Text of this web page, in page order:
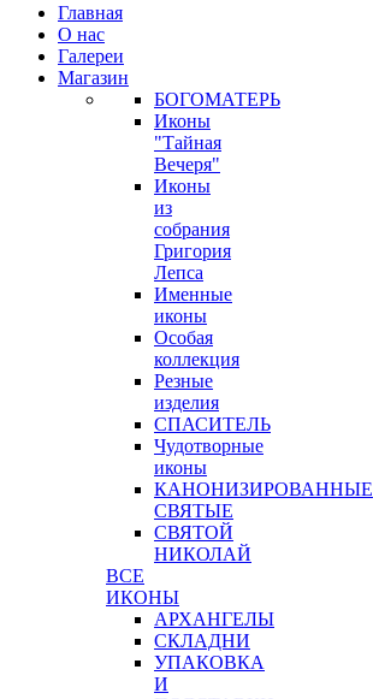
Главная
О нас
Галереи
Магазин
БОГОМАТЕРЬ
Иконы
"Тайная
Вечеря"
Иконы
из
собрания
Григория
Лепса
Именные
иконы
Особая
коллекция
Резные
изделия
СПАСИТЕЛЬ
Чудотворные
иконы
КАНОНИЗИРОВАННЫЕ
СВЯТЫЕ
СВЯТОЙ
НИКОЛАЙ
ВСЕ
ИКОНЫ
АРХАНГЕЛЫ
СКЛАДНИ
УПАКОВКА
И